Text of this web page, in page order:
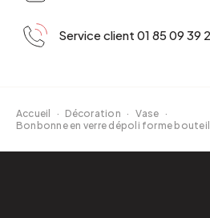
Service client 01 85 09 39
Accueil · Décoration · Vase ·
Bonbonne en verre dépoli forme